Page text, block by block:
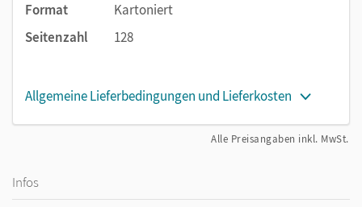
Format
Kartoniert
Seitenzahl
128
Allgemeine Lieferbedingungen und Lieferkosten
Alle Preisangaben inkl. MwSt.
Infos